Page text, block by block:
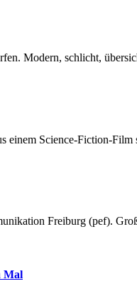
Modern, schlicht,
Science-Fiction-
Freiburg (pef).
Mal